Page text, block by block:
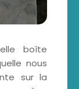
boîte
nous
sur la